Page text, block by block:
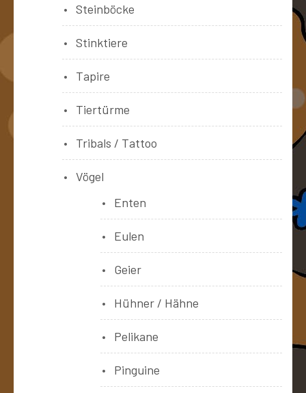
Steinböcke
Stinktiere
Tapire
Tiertürme
Tribals / Tattoo
Vögel
Enten
Eulen
Geier
Hühner / Hähne
Pelikane
Pinguine